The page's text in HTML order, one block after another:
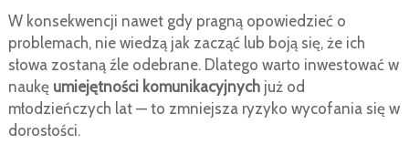
W konsekwencji nawet gdy pragną opowiedzieć o
problemach, nie wiedzą jak zacząć lub boją się, że ich
słowa zostaną źle odebrane. Dlatego warto inwestować w
naukę umiejętności komunikacyjnychjuż od
młodzieńczych lat — to zmniejsza ryzyko wycofania się w
dorosłości.